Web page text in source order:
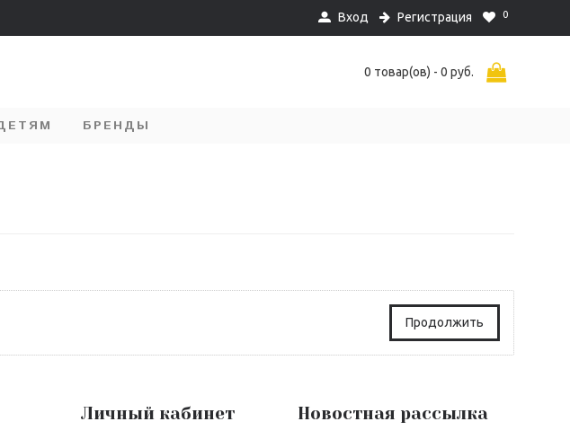
Вход Регистрация 0
0 товар(ов) - 0 руб.
БРЕНДЫ
Продолжить
Личный кабинет Новостная рассылка